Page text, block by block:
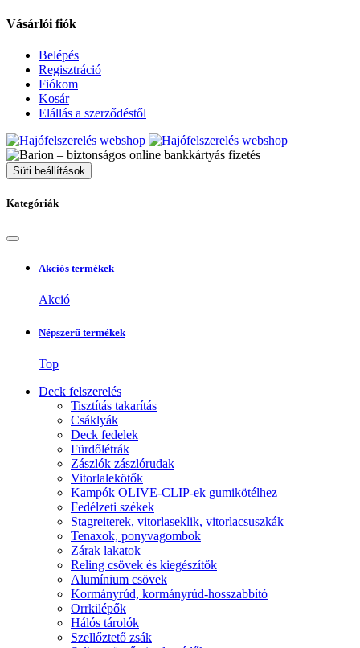
Vásárlói fiók
Belépés
Regisztráció
Fiókom
Kosár
Elállás a szerződéstől
Süti beállítások
Kategóriák
Akciós termékek
Akció
Népszerű termékek
Top
Deck felszerelés
Tisztítás takarítás
Csáklyák
Deck fedelek
Fürdőlétrák
Zászlók zászlórudak
Vitorlalekötők
Kampók OLIVE-CLIP-ek gumikötélhez
Fedélzeti székek
Stagreiterek, vitorlaseklik, vitorlacsuszkák
Tenaxok, ponyvagombok
Zárak lakatok
Reling csövek és kiegészítők
Alumínium csövek
Kormányrúd, kormányrúd-hosszabbító
Orrkilépők
Hálós tárolók
Szellőztető zsák